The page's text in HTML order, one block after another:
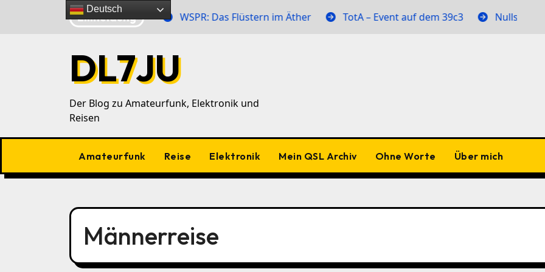
Eilmeldung
im 40‑m‑Band WSPR: Das Flüstern im Äther TotA – Event auf dem 39c3 Nullstellen im
DL7JU
Der Blog zu Amateurfunk, Elektronik und
Reisen
Amateurfunk Reise Elektronik Mein QSL Archiv Ohne Worte Über mich
Männerreise
Deutsch